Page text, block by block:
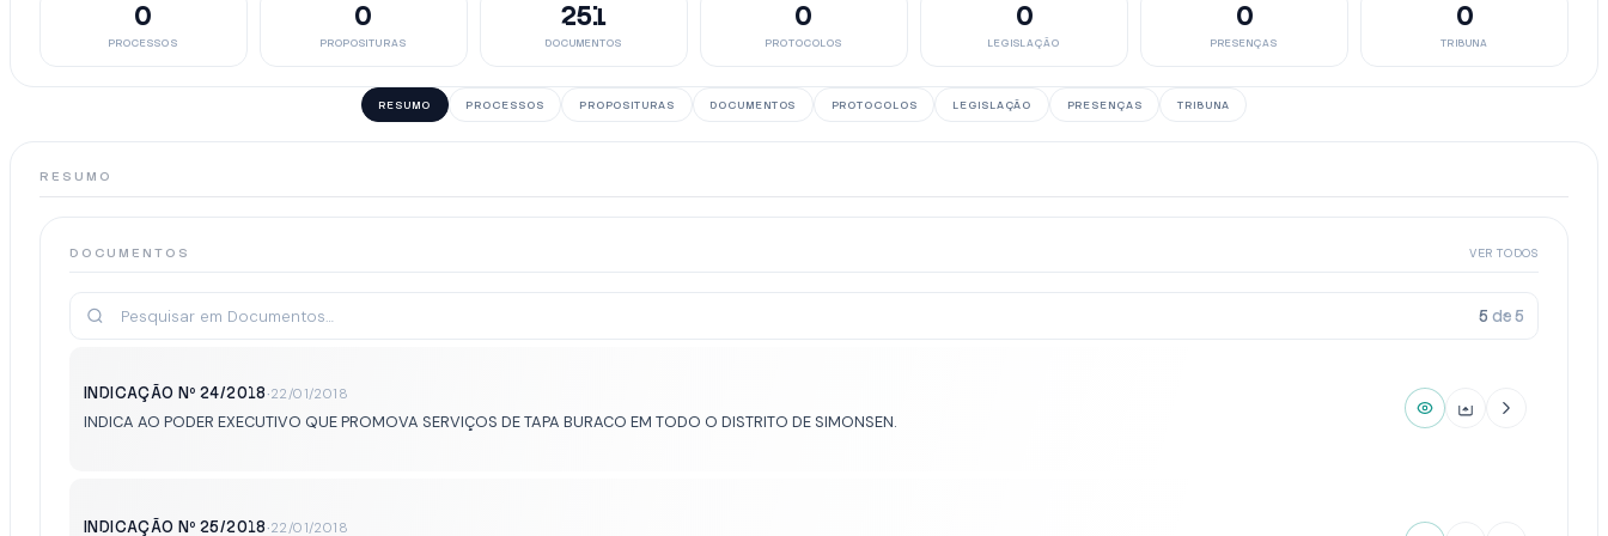
0
PROCESSOS
0
PROPOSITURAS
251
DOCUMENTOS
0
PROTOCOLOS
0
LEGISLAÇÃO
0
PRESENÇAS
0
TRIBUNA
RESUMO PROCESSOS PROPOSITURAS DOCUMENTOS PROTOCOLOS LEGISLAÇÃO PRESENÇAS TRIBUNA
RESUMO
DOCUMENTOS VER TODOS
5 de5
INDICAÇÃO Nº 24/2018·22/01/2018
INDICA AO PODER EXECUTIVO QUE PROMOVA SERVIÇOS DE TAPA BURACO EM TODO O DISTRITO DE SIMONSEN.
INDICAÇÃO Nº 25/2018·22/01/2018